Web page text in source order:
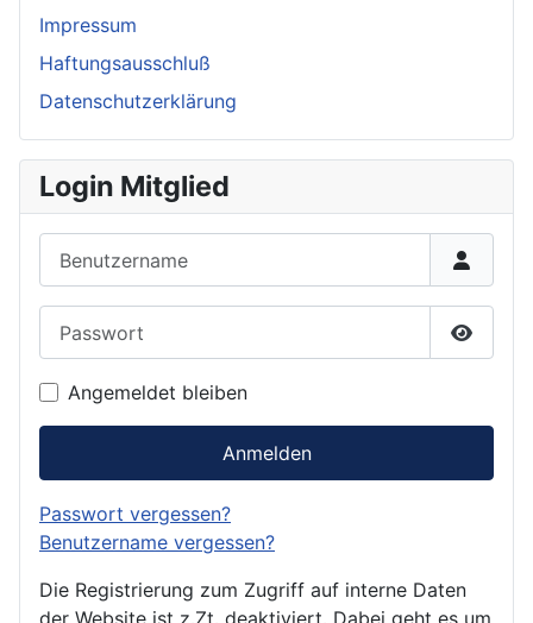
Impressum
Haftungsausschluß
Datenschutzerklärung
Login Mitglied
Angemeldet bleiben
Anmelden
Passwort vergessen?
Benutzername vergessen?
Die Registrierung zum Zugriff auf interne Daten
der Website ist z.Zt. deaktiviert. Dabei geht es um